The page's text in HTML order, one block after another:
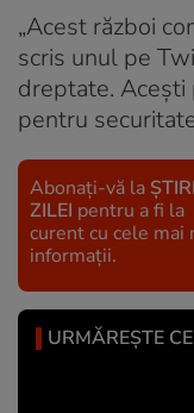
„Acest război
scris unul pe
dreptate.
pentru
Abonați-vă la
ZILEI pentru a fi la
curent cu cele mai
informații.
URMĂREȘTE